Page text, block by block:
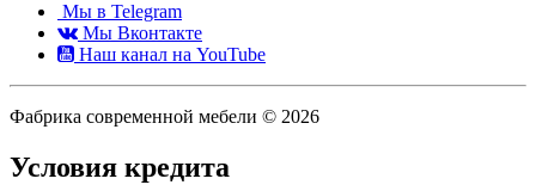
Мы в Telegram
Мы Вконтакте
Наш канал на YouTube
Фабрика современной мебели © 2026
Условия кредита